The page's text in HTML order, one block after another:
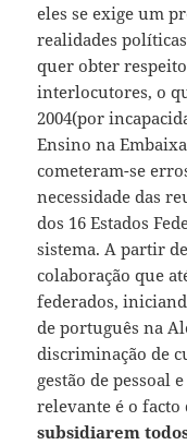
eles se exige um
realidades
quer obter
interlocutores, o
2004(por
Ensino na
cometeram-se
necessidade das
dos 16 Estados
sistema. A partir
colaboração que
federados,
de português na
discriminação de
gestão de pessoal
relevante é o
subsidiarem